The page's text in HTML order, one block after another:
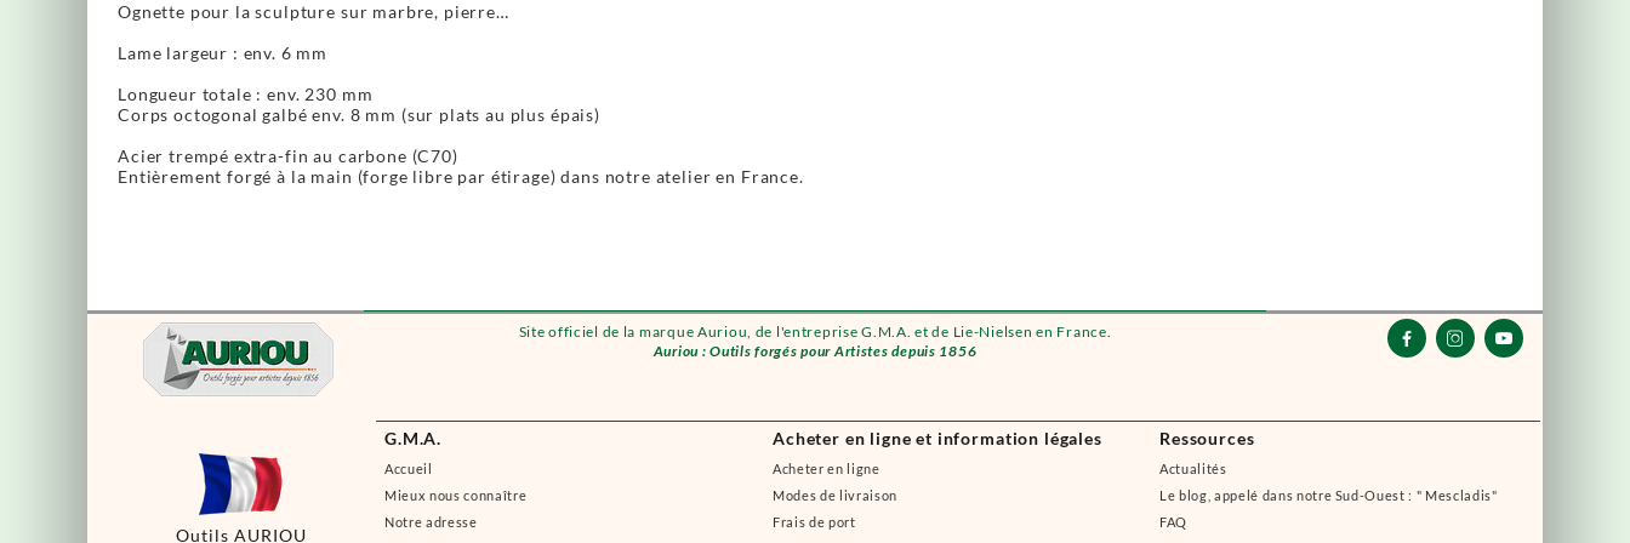
Site officiel de la marque Auriou, de l'entreprise G.M.A. et de Lie-Nielsen en France.
Auriou : Outils forgés pour Artistes depuis 1856
G.M.A.
Accueil
Mieux nous connaître
Notre adresse
Acheter en ligne et information légales
Acheter en ligne
Modes de livraison
Frais de port
Ressources
Actualités
Le blog, appelé dans notre Sud-Ouest : " Mescladis"
FAQ
  
Outils AURIOU
Ognette pour la sculpture sur marbre, pierre…
Lame largeur : env. 6 mm
Longueur totale : env. 230 mm
Corps octogonal galbé env. 8 mm (sur plats au plus épais)
Acier trempé extra-fin au carbone (C70)
Entièrement forgé à la main (forge libre par étirage) dans notre atelier en France.